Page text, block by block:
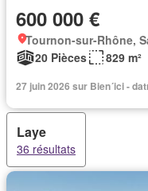
600 000 €
Tournon-sur-Rhône,
20 Pièces
829 m²
27 juin 2026 sur Bien´ici -
Laye
36 résultats